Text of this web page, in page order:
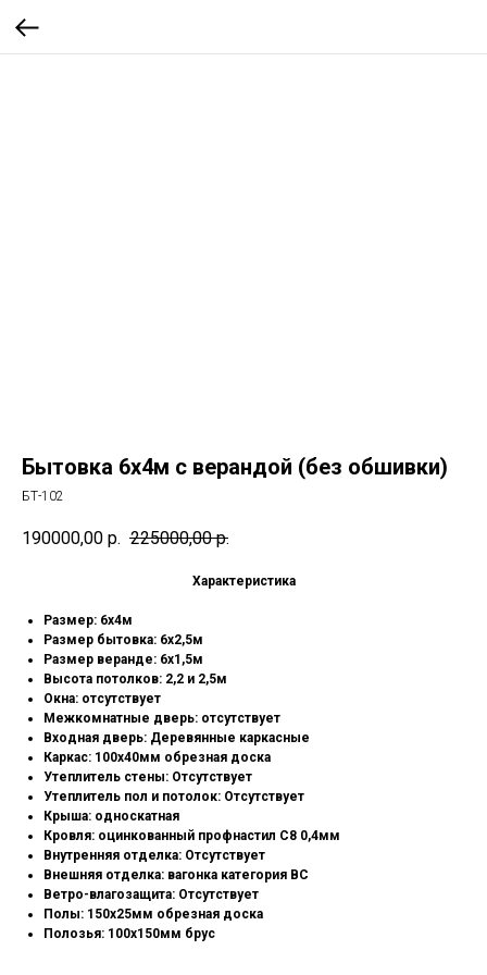
Бытовка 6х4м с верандой (без обшивки)
БТ-102
190000,00 р. 225000,00 р.
Характеристика
Размер: 6х4м
Размер бытовка: 6х2,5м
Размер веранде: 6х1,5м
Высота потолков: 2,2 и 2,5м
Окна: отсутствует
Межкомнатные дверь: отсутствует
Входная дверь: Деревянные каркасные
Каркас: 100х40мм обрезная доска
Утеплитель стены: Отсутствует
Утеплитель пол и потолок: Отсутствует
Крыша: односкатная
Кровля: оцинкованный профнастил С8 0,4мм
Внутренняя отделка: Отсутствует
Внешняя отделка: вагонка категория ВС
Ветро-влагозащита: Отсутствует
Полы: 150х25мм обрезная доска
Полозья: 100х150мм брус